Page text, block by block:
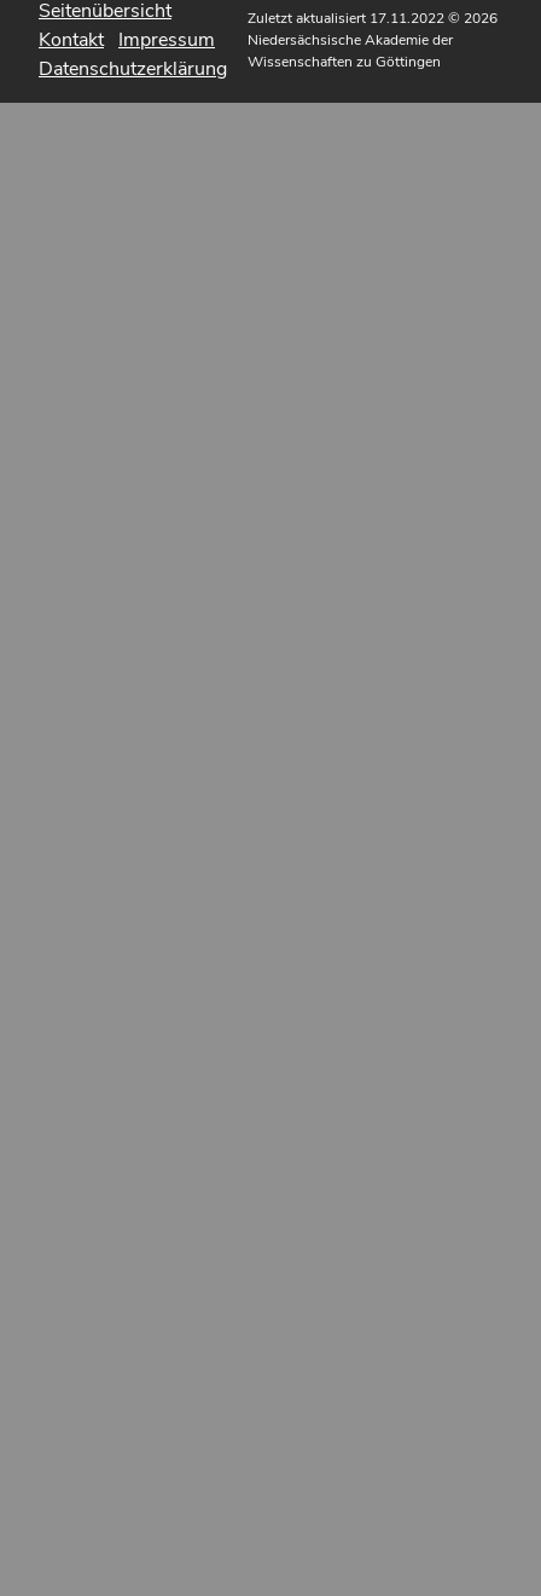
Seitenübersicht
Kontakt Impressum
Datenschutzerklärung
Zuletzt aktualisiert 17.11.2022© 2026
Niedersächsische Akademie der
Wissenschaften zu Göttingen